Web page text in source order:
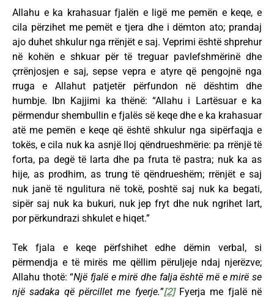
Allahu e ka krahasuar fjalën e ligë me pemën e keqe, e
cila përzihet me pemët e tjera dhe i dëmton ato; prandaj
ajo duhet shkulur nga rrënjët e saj. Veprimi është shprehur
në kohën e shkuar për të treguar pavlefshmërinë dhe
çrrënjosjen e saj, sepse vepra e atyre që pengojnë nga
rruga e Allahut patjetër përfundon në dështim dhe
humbje. Ibn Kajjimi ka thënë: “Allahu i Lartësuar e ka
përmendur shembullin e fjalës së keqe dhe e ka krahasuar
atë me pemën e keqe që është shkulur nga sipërfaqja e
tokës, e cila nuk ka asnjë lloj qëndrueshmërie: pa rrënjë të
forta, pa degë të larta dhe pa fruta të pastra; nuk ka as
hije, as prodhim, as trung të qëndrueshëm; rrënjët e saj
nuk janë të ngulitura në tokë, poshtë saj nuk ka begati,
sipër saj nuk ka bukuri, nuk jep fryt dhe nuk ngrihet lart,
por përkundrazi shkulet e hiqet.”
Tek fjala e keqe përfshihet edhe dëmin verbal, si
përmendja e të mirës me qëllim përuljeje ndaj njerëzve;
Allahu thotë: “Një fjalë e mirë dhe falja është më e mirë se
një sadaka që përcillet me fyerje.”[2]Fyerja me fjalë në